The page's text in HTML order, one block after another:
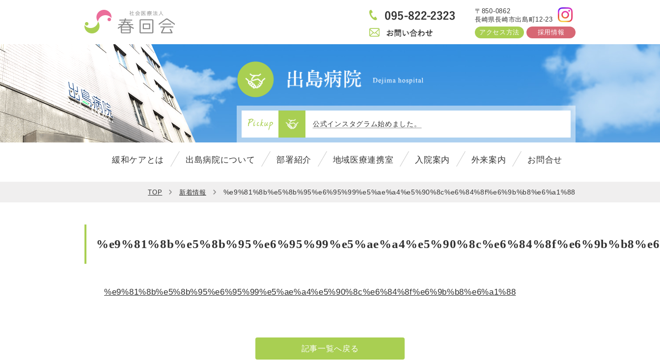
〒850-0862
長崎県長崎市出島町12-23
アクセス方法
採用情報
当施設内でのマスク着用について（3/13以降)
公式インスタグラム始めました。
移転リニューアルのお知らせ
1
3
6
緩和ケアとは 出島病院について 部署紹介 地域医療連携室 入院案内 外来案内 お問合せ
TOP 新着情報 %e9%81%8b%e5%8b%95%e6%95%99%e5%ae%a4%e5%90%8c%e6%84%8f%e6%9b%b8%e6%a1%88
%e9%81%8b%e5%8b%95%e6%95%99%e5%ae%a4%e5%90%8c%e6%84%8f%e6%9b%b8%e6%a1%88
記事一覧へ戻る